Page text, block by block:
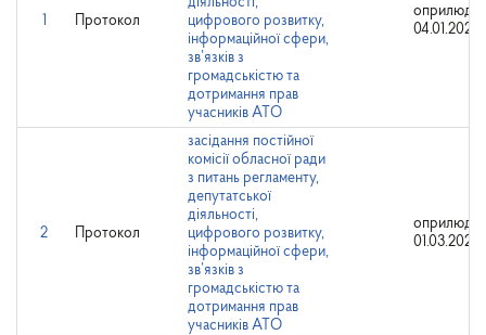
Протокол
цифрового розвитку,
інформаційної сфери,
зв’язків з
громадськістю та
дотримання прав
учасників АТО
04.01.2021
2 Протокол
засідання постійної
комісії обласної ради
з питань регламенту,
депутатської
діяльності,
цифрового розвитку,
інформаційної сфери,
зв’язків з
громадськістю та
дотримання прав
учасників АТО
01.03.2021